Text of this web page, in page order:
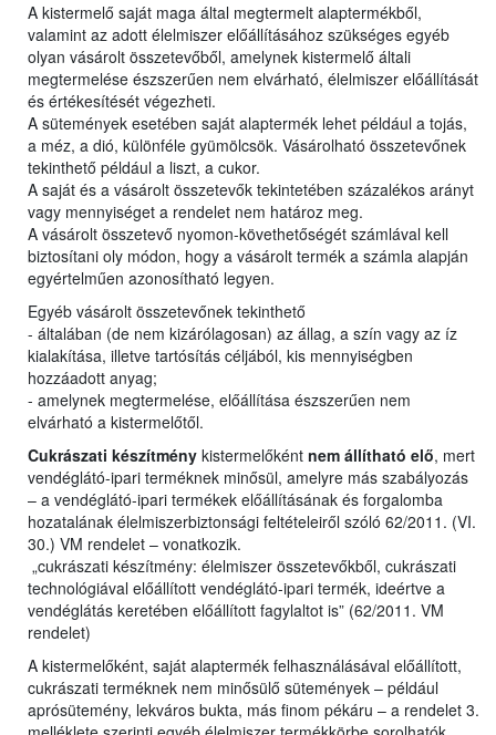
A kistermelő saját maga által megtermelt alaptermékből,
valamint az adott élelmiszer előállításához szükséges egyéb
olyan vásárolt összetevőből, amelynek kistermelő általi
megtermelése észszerűen nem elvárható, élelmiszer előállítását
és értékesítését végezheti.
A sütemények esetében saját alaptermék lehet például a tojás,
a méz, a dió, különféle gyümölcsök. Vásárolható összetevőnek
tekinthető például a liszt, a cukor.
A saját és a vásárolt összetevők tekintetében százalékos arányt
vagy mennyiséget a rendelet nem határoz meg.
A vásárolt összetevő nyomon-követhetőségét számlával kell
biztosítani oly módon, hogy a vásárolt termék a számla alapján
egyértelműen azonosítható legyen.
Egyéb vásárolt összetevőnek tekinthető
- általában (de nem kizárólagosan) az állag, a szín vagy az íz
kialakítása, illetve tartósítás céljából, kis mennyiségben
hozzáadott anyag;
- amelynek megtermelése, előállítása észszerűen nem
elvárható a kistermelőtől.
Cukrászati készítmény kistermelőként nem állítható elő, mert
vendéglátó-ipari terméknek minősül, amelyre más szabályozás
– a vendéglátó-ipari termékek előállításának és forgalomba
hozatalának élelmiszerbiztonsági feltételeiről szóló 62/2011. (VI.
30.) VM rendelet – vonatkozik.
„cukrászati készítmény: élelmiszer összetevőkből, cukrászati
technológiával előállított vendéglátó-ipari termék, ideértve a
vendéglátás keretében előállított fagylaltot is” (62/2011. VM
rendelet)
A kistermelőként, saját alaptermék felhasználásával előállított,
cukrászati terméknek nem minősülő sütemények – például
aprósütemény, lekváros bukta, más finom pékáru – a rendelet 3.